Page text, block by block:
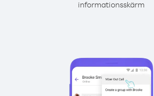
informationsskärm